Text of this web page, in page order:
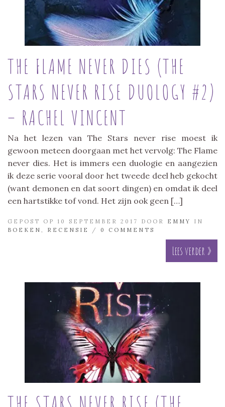
THE FLAME NEVER DIES (THE
STARS NEVER RISE DUOLOGY #2)
– RACHEL VINCENT
Na het lezen van The Stars never rise moest ik
gewoon meteen doorgaan met het vervolg: The Flame
never dies. Het is immers een duologie en aangezien
ik deze serie vooral door het tweede deel heb gekocht
(want demonen en dat soort dingen) en omdat ik deel
een hartstikke tof vond. Het zijn ook geen […]
GEPOST OP 10 SEPTEMBER 2017 DOOR EMMY
IN
BOEKEN
RECENSIE / 0 COMMENTS
Lees verder »